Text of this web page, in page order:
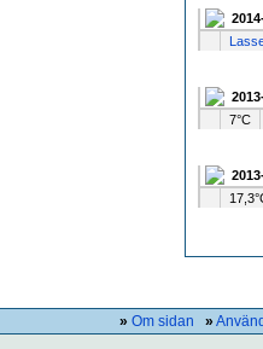
7°C
» Om sidan »